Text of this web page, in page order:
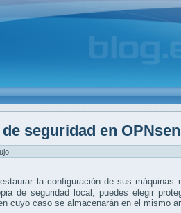
seguridad en
la configuración de sus máquinas
de seguridad local, puedes elegir
cuyo caso se almacenarán en el mismo